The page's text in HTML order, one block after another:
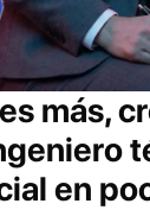
más,
en